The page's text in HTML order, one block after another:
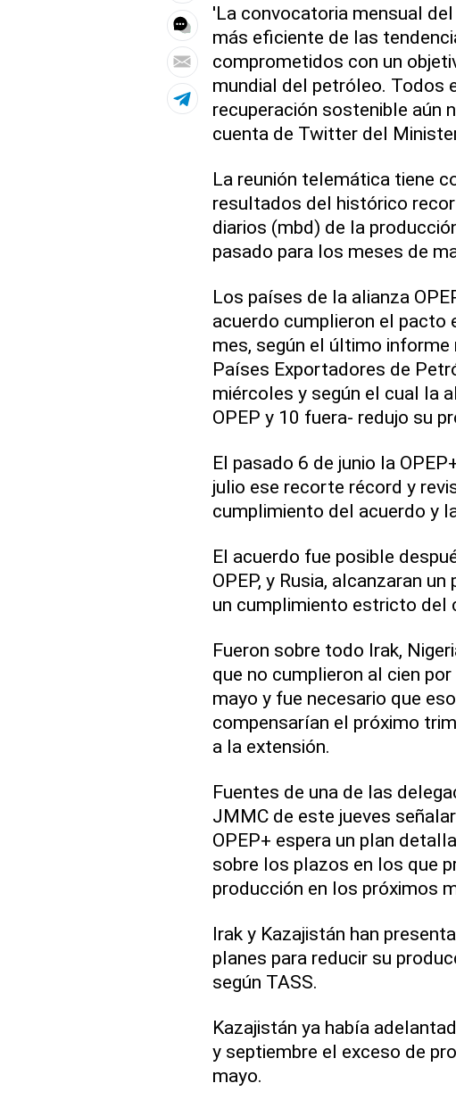
'La convocatoria mensual
más eficiente de las
comprometidos con un
mundial del petróleo. Todos
recuperación sostenible aún
cuenta de Twitter del
La reunión telemática tiene
resultados del histórico
diarios (mbd) de la
pasado para los meses de
Los países de la alianza
acuerdo cumplieron el pacto
mes, según el último informe
Países Exportadores de
miércoles y según el cual la
OPEP y 10 fuera- redujo su
El pasado 6 de junio la
julio ese recorte récord y
cumplimiento del acuerdo y
El acuerdo fue posible
OPEP, y Rusia, alcanzaran
un cumplimiento estricto del
Fueron sobre todo Irak,
que no cumplieron al cien
mayo y fue necesario que
compensarían el próximo
a la extensión.
Fuentes de una de las
JMMC de este jueves
OPEP+ espera un plan
sobre los plazos en los que
producción en los próximos
Irak y Kazajistán han
planes para reducir su
según TASS.
Kazajistán ya había
y septiembre el exceso de
mayo.